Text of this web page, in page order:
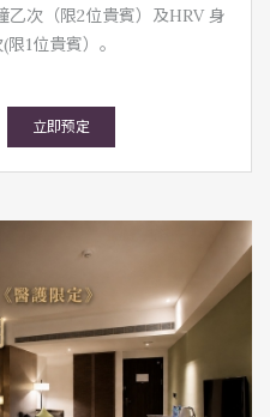
乙次（限2位貴賓）及HRV 身
1位貴賓）。
立即预定